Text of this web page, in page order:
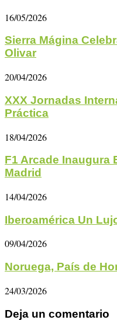
16/05/2026
Sierra Mágina
Olivar
20/04/2026
XXX Jornadas
Práctica
18/04/2026
F1 Arcade Inaugura
Madrid
14/04/2026
Iberoamérica Un
09/04/2026
Noruega, País de
24/03/2026
Deja un comentario